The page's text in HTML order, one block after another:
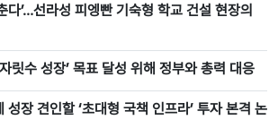
다’…선라성 피엥빤 기숙형 학교 건설 현장의
릿수 성장’ 목표 달성 위해 정부와 총력 대응
성장 견인할 ‘초대형 국책 인프라’ 투자 본격 논